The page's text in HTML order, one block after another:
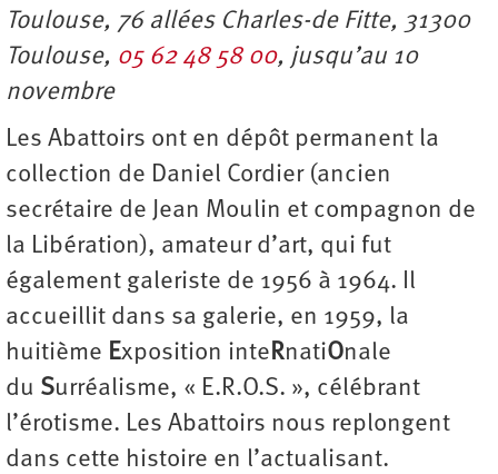
Toulouse, 76 allées Charles-de Fitte, 31300
Toulouse, 05 62 48 58 00, jusqu’au 10
novembre
Les Abattoirs ont en dépôt permanent la
collection de Daniel Cordier (ancien
secrétaire de Jean Moulin et compagnon de
la Libération), amateur d’art, qui fut
également galeriste de 1956 à 1964. Il
accueillit dans sa galerie, en 1959, la
huitième Exposition inteRnatiOnale
du Surréalisme, « E.R.O.S. », célébrant
l’érotisme. Les Abattoirs nous replongent
dans cette histoire en l’actualisant.